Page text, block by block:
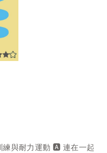
練與耐力運動 🅰 連在一起